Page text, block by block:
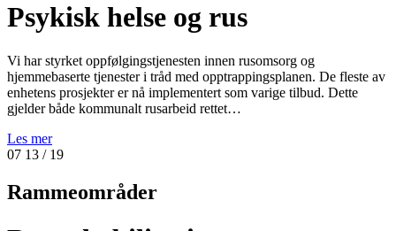
Psykisk helse og rus
Vi har styrket oppfølgingstjenesten innen rusomsorg og
hjemmebaserte tjenester i tråd med opptrappingsplanen. De fleste av
enhetens prosjekter er nå implementert som varige tilbud. Dette
gjelder både kommunalt rusarbeid rettet…
Les mer
07 13 / 19
Rammeområder